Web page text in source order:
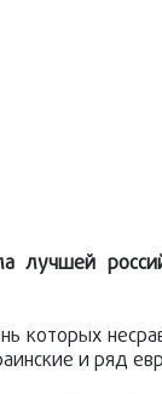
лучшей
которых
и ряд